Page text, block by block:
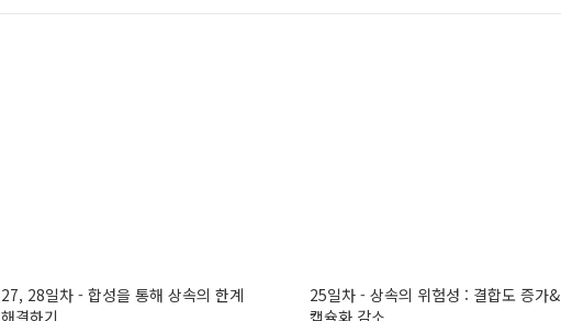
27, 28일차 - 합성을 통해 상속의 한계
해결하기
25일차 - 상속의 위험성 : 결합도 증가&
캡슐화 감소